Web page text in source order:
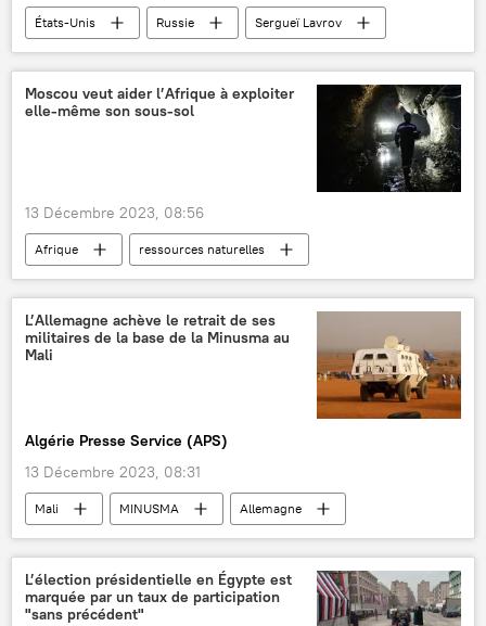
États-Unis Russie
Sergueï Lavrov
Vladimir Poutine
Conseil de la Fédération
Moscou veut aider l’Afrique à exploiter
elle-même son sous-sol
13 Décembre 2023, 08:56
Afrique
ressources naturelles
Russie
Sergueï Lavrov
L’Allemagne achève le retrait de ses
militaires de la base de la Minusma au
Mali
Algérie Presse Service (APS)
13 Décembre 2023, 08:31
Mali MINUSMA
Allemagne
Bundeswehr (armée allemande)
L’élection présidentielle en Égypte est
marquée par un taux de participation
"sans précédent"